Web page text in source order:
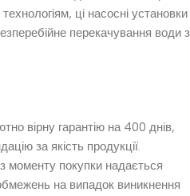
ці насосні установки
перекачування води з
вірну гарантію на 400 днів,
за якість продукції.
моменту покупки надається
на випадок виникнення